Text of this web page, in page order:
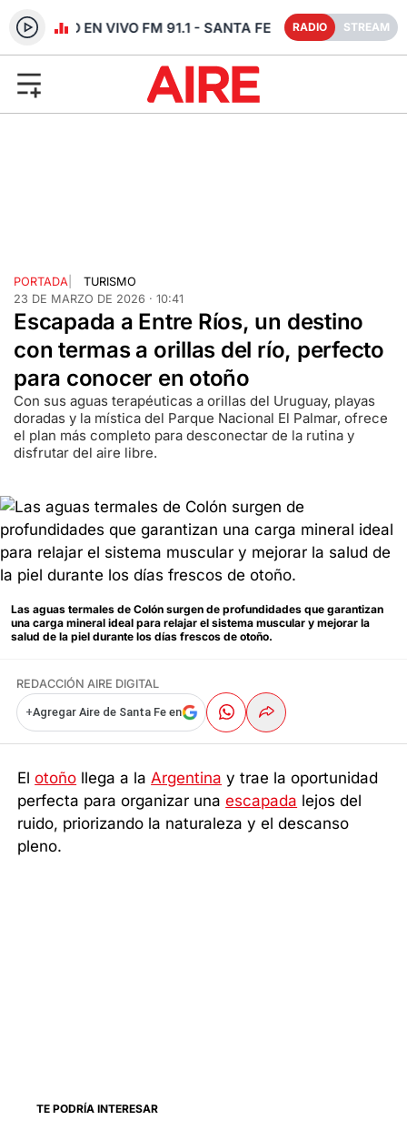
RADIO EN VIVO FM 91.1 - SANTA FE RADIO STREAM
PORTADA
TURISMO
23 DE MARZO DE 2026 · 10:41
Escapada a Entre Ríos, un destino
con termas a orillas del río, perfecto
para conocer en otoño
Con sus aguas terapéuticas a orillas del Uruguay, playas
doradas y la mística del Parque Nacional El Palmar, ofrece
el plan más completo para desconectar de la rutina y
disfrutar del aire libre.
Las aguas termales de Colón surgen de profundidades que garantizan
una carga mineral ideal para relajar el sistema muscular y mejorar la
salud de la piel durante los días frescos de otoño.
REDACCIÓN AIRE DIGITAL
+Agregar Aire de Santa Fe en
Elotoño llega a laArgentina y trae la oportunidad
perfecta para organizar unaescapada lejos del
ruido, priorizando la naturaleza y el descanso
pleno.
TE PODRÍA INTERESAR